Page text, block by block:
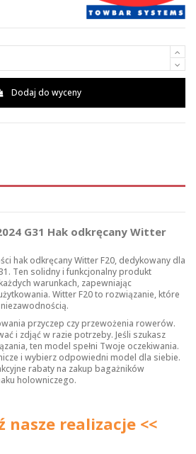
Dodaj do wyceny
G31 Hak odkręcany Witter
hak odkręcany Witter F20, dedykowany dla
Ten solidny i funkcjonalny produkt
warunkach, zapewniając
Witter F20 to rozwiązanie, które
przyczep czy przewożenia rowerów.
i zdjąć w razie potrzeby. Jeśli szukasz
ten model spełni Twoje oczekiwania.
i wybierz odpowiedni model dla siebie.
rabaty na zakup bagażników
holowniczego.
nasze realizacje <<